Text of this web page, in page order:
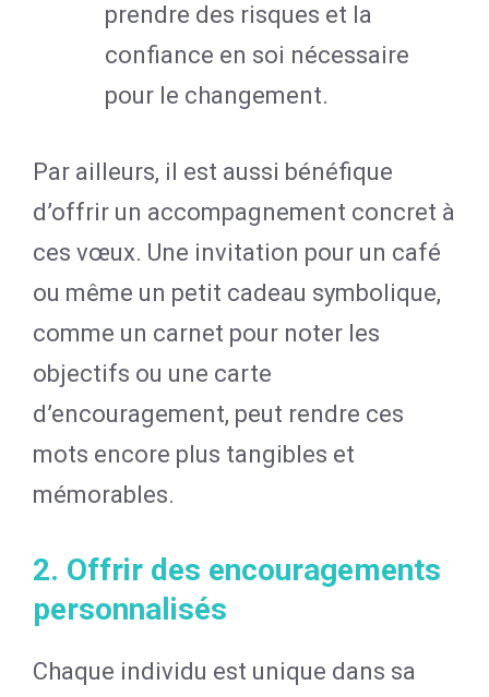
prendre des risques et la
confiance en soi nécessaire
pour le changement.
Par ailleurs, il est aussi bénéfique
d’offrir un accompagnement concret à
ces vœux. Une invitation pour un café
ou même un petit cadeau symbolique,
comme un carnet pour noter les
objectifs ou une carte
d’encouragement, peut rendre ces
mots encore plus tangibles et
mémorables.
2. Offrir des encouragements
personnalisés
Chaque individu est unique dans sa